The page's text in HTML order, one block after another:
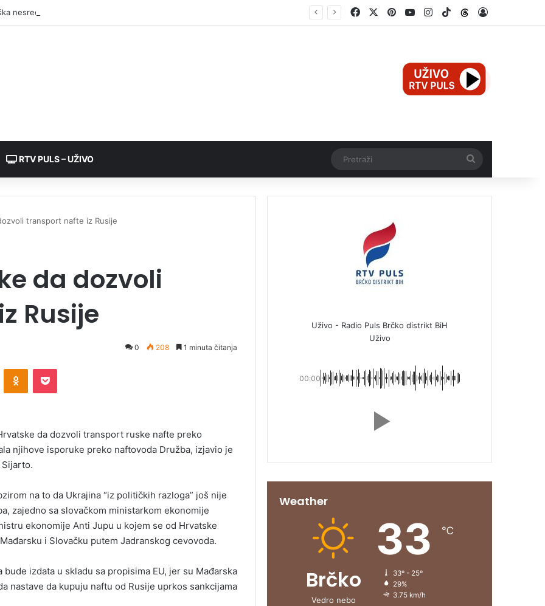
FacebookPinterestYouTubeInstagram
TikTokThreads
RTV PULS – UŽIVO
transport nafte iz Rusije
da dozvoli
Rusije
0 208 1 minuta čitanja
da dozvoli transport ruske nafte preko
njihove isporuke preko naftovoda Družba, izjavio je
na to da Ukrajina “iz političkih razloga” još nije
zajedno sa slovačkom ministarkom ekonomije
ekonomije Anti Jupu u kojem se od Hrvatske
i Slovačku putem Jadranskog cevovoda.
izdata u skladu sa propisima EU, jer su Mađarska
nastave da kupuju naftu od Rusije uprkos sankcijama
Uživo - Radio Puls Brčko distrikt BiH
Uživo
00:00
Weather
Brčko
Vedro nebo
33 ℃
33º - 25º
29%
3.75 km/h